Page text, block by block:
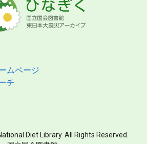
ムページ
チ
Diet Library. All Rights Reserved.